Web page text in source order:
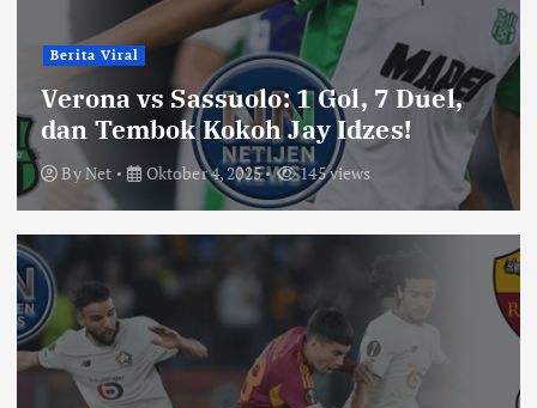
Berita Viral
Verona vs Sassuolo: 1 Gol, 7 Duel,
dan Tembok Kokoh Jay Idzes!
ByNet Oktober 4, 2025 145 views